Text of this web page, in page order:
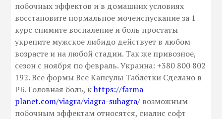
побочных эффектов и в домашних условиях
восстановите нормальное мочеиспускание за 1
курс снимите воспаление и боль простаты
укрепите мужское либидо действует в любом
возрасте и на любой стадии. Так же привозное,
сезон с ноября по февраль. Украина: +380 800 802
192. Все формы Все Капсулы Таблетки Сделано в
РБ. Головная боль, кhttps://farma-
planet.com/viagra/viagra-suhagra/ возможным
побочным эффектам относятся, сиалис софт